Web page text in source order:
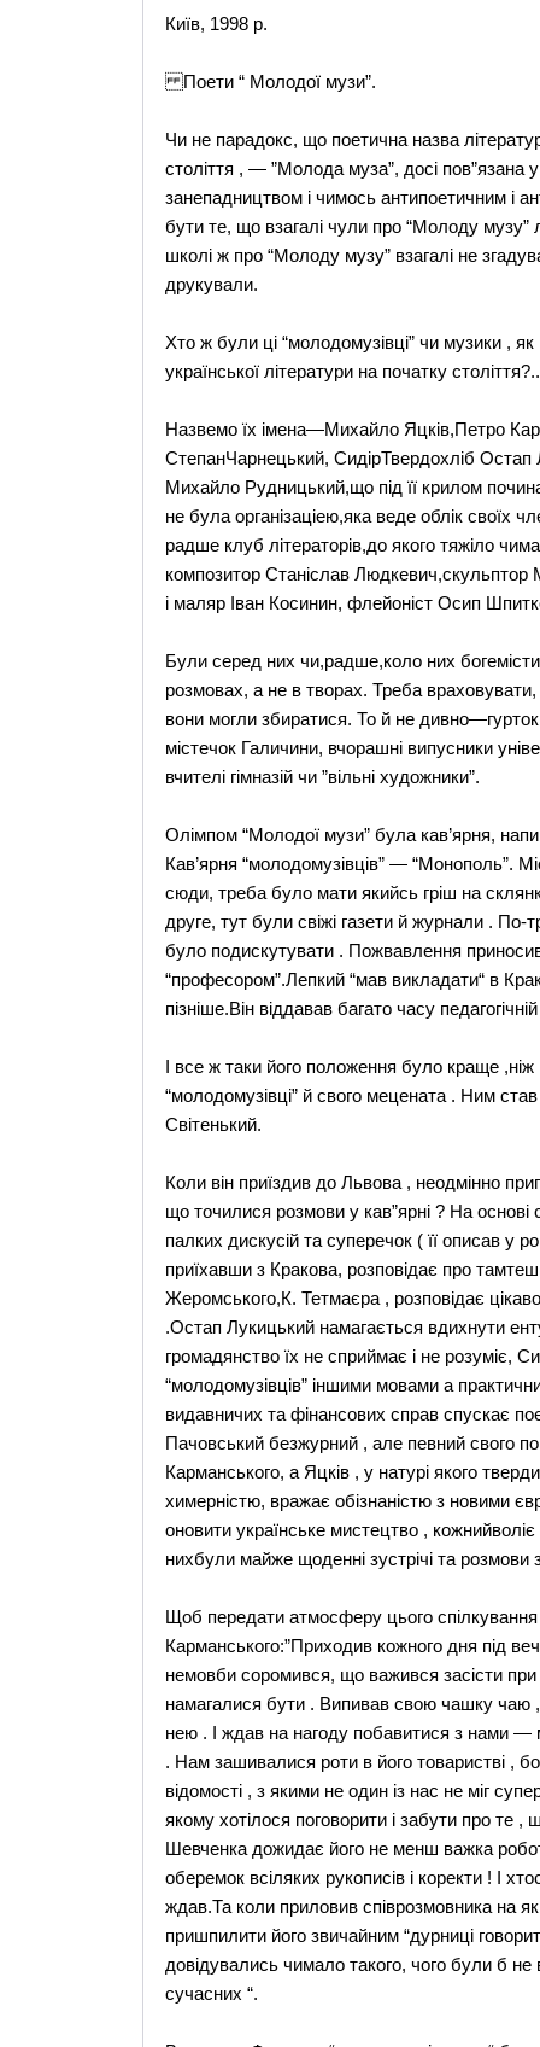
Київ, 1998 р.
Поети “ Молодої музи”.
Чи не парадокс, що поетична назва
століття , — ”Молода муза”, досі пов”язана
занепадництвом і чимось антипоетичним і
бути те, що взагалі чули про “Молоду музу”
школі ж про “Молоду музу” взагалі не
друкували.
Хто ж були ці “молодомузівці” чи музики ,
української літератури на початку століття?..
Назвемо їх імена—Михайло Яцків,Петро
СтепанЧарнецький, СидірТвердохліб Остап
Михайло Рудницький,що під її крилом
не була організаціею,яка веде облік своїх
радше клуб літераторів,до якого тяжіло
композитор Станіслав
і маляр Іван Косинин, флейоніст Осип
Були серед них чи,радше,коло них
розмовах, а не в творах. Треба
вони могли збиратися. То й не дивно—гурток
містечок Галичини, вчорашні випусники
вчителі гімназій чи ”вільні художники”.
Олімпом “Молодої музи” була кав’ярня,
Кав’ярня “молодомузівців” — “Монополь”.
сюди, треба було мати якийсь гріш на
друге, тут були свіжі газети й журнали .
було подискутувати . Пожвавлення
“професором”.Лепкий “мав викладати“ в
пізніше.Він віддавав багато часу
І все ж таки його положення було краще
“молодомузівці” й свого мецената . Ним
Світенький.
Коли він приїздив до Львова , неодмінно
що точилися розмови у кав”ярні ? На
палких дискусій та суперечок ( її описав у
приїхавши з Кракова, розповідає про
Жеромського,К. Тетмаєра , розповідає
.Остап Лукицький намагається вдихнути
громадянство їх не сприймає і не розуміє,
“молодомузівців” іншими мовами а
видавничих та фінансових справ спускає
Пачовський безжурний , але певний свого
Карманського, а Яцків , у натурі якого
химерністю, вражає обізнаністю з новими
оновити українське мистецтво ,
нихбули майже щоденні зустрічі та розмови
Щоб передати атмосферу цього спілкування
Карманського:”Приходив кожного дня під
немовби соромився, що важився засісти
намагалися бути . Випивав свою чашку чаю ,
нею . І ждав на нагоду побавитися з нами
. Нам зашивалися роти в його товаристві ,
відомості , з якими не один із нас не міг
якому хотілося поговорити і забути про те ,
Шевченка дожидає його не менш важка
оберемок всіляких рукописів і коректи ! І
ждав.Та коли приловив співрозмовника на
пришпилити його звичайним “дурниці
довідувались чимало такого, чого були б не
сучасних “.